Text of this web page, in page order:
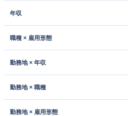
年収
職種 × 雇用形態
勤務地 × 年収
勤務地 × 職種
勤務地 × 雇用形態